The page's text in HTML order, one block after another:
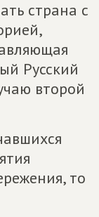
страна с
Русский
второй
то